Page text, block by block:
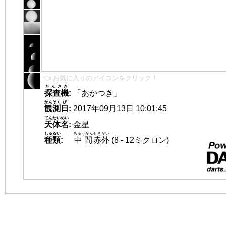
👈 お気に入りのアイコンをクリック！
探査機
たんさき
:
「あかつき」
観測
かんそく
日
び
: 2017年09月13日 10:01:45
天体名
てんたいめい
: 金星
種類
しゅるい
: 中間
ちゅうかん
赤外
せきがい
(8 - 12ミクロン)